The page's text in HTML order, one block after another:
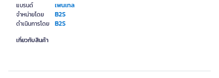
แบรนด์ เพนเทล
จำหน่ายโดย B2S
ดำเนินการโดย B2S
เกี่ยวกับสินค้า